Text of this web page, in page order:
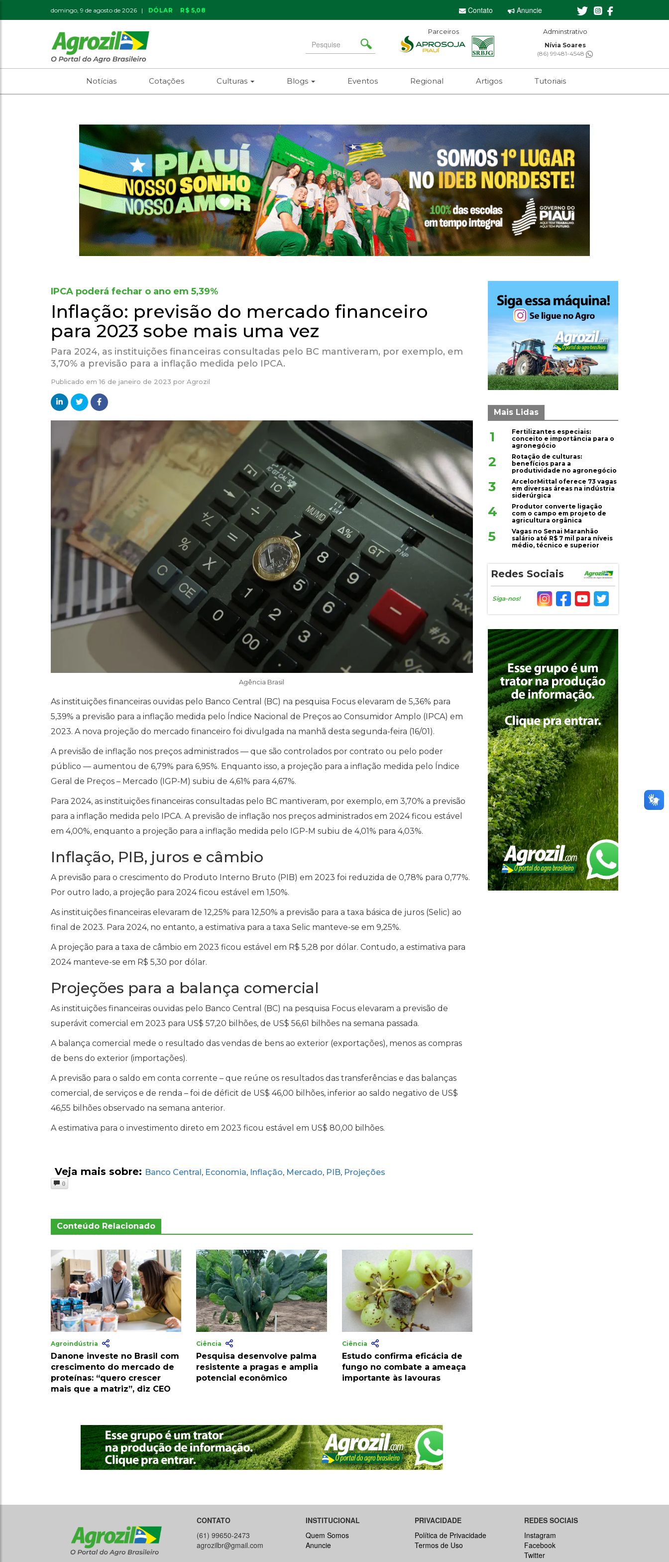
domingo, 9 de agosto de 2026 | DÓLAR R$ 5,08 Contato Anuncie
Search
for
Parceiros Editor-chefe
Sebastian Eugênio
(61) 99650-2473
Notícias Cotações Culturas Blogs Eventos Regional Artigos Tutoriais
IPCA poderá fechar o ano em 5,39%
Inflação: previsão do mercado financeiro
para 2023 sobe mais uma vez
Para 2024, as instituições financeiras consultadas pelo BC mantiveram, por exemplo, em
3,70% a previsão para a inflação medida pelo IPCA.
Publicado em16 de janeiro de 2023 por Agrozil
Agência Brasil
As instituições financeiras ouvidas pelo Banco Central (BC) na pesquisa Focus elevaram de 5,36% para
5,39% a previsão para a inflação medida pelo Índice Nacional de Preços ao Consumidor Amplo (IPCA) em
2023. A nova projeção do mercado financeiro foi divulgada na manhã desta segunda-feira (16/01).
A previsão de inflação nos preços administrados — que são controlados por contrato ou pelo poder
público — aumentou de 6,79% para 6,95%. Enquanto isso, a projeção para a inflação medida pelo Índice
Geral de Preços – Mercado (IGP-M) subiu de 4,61% para 4,67%.
Para 2024, as instituições financeiras consultadas pelo BC mantiveram, por exemplo, em 3,70% a previsão
para a inflação medida pelo IPCA. A previsão de inflação nos preços administrados em 2024 ficou estável
em 4,00%, enquanto a projeção para a inflação medida pelo IGP-M subiu de 4,01% para 4,03%.
Inflação, PIB, juros e câmbio
A previsão para o crescimento do Produto Interno Bruto (PIB) em 2023 foi reduzida de 0,78% para 0,77%.
Por outro lado, a projeção para 2024 ficou estável em 1,50%.
As instituições financeiras elevaram de 12,25% para 12,50% a previsão para a taxa básica de juros (Selic) ao
final de 2023. Para 2024, no entanto, a estimativa para a taxa Selic manteve-se em 9,25%.
A projeção para a taxa de câmbio em 2023 ficou estável em R$ 5,28 por dólar. Contudo, a estimativa para
2024 manteve-se em R$ 5,30 por dólar.
Projeções para a balança comercial
As instituições financeiras ouvidas pelo Banco Central (BC) na pesquisa Focus elevaram a previsão de
superávit comercial em 2023 para US$ 57,20 bilhões, de US$ 56,61 bilhões na semana passada.
A balança comercial mede o resultado das vendas de bens ao exterior (exportações), menos as compras
de bens do exterior (importações).
A previsão para o saldo em conta corrente – que reúne os resultados das transferências e das balanças
comercial, de serviços e de renda – foi de déficit de US$ 46,00 bilhões, inferior ao saldo negativo de US$
46,55 bilhões observado na semana anterior.
A estimativa para o investimento direto em 2023 ficou estável em US$ 80,00 bilhões.
Veja mais sobre: Banco Central, Economia, Inflação, Mercado, PIB, Projeções
0
Conteúdo Relacionado
Agroindústria
Danone investe no Brasil com
crescimento do mercado de
proteínas: “quero crescer
mais que a matriz”, diz CEO
Ciência
Pesquisa desenvolve palma
resistente a pragas e amplia
potencial econômico
Ciência
Estudo confirma eficácia de
fungo no combate a ameaça
importante às lavouras
Mais Lidas
1
Fertilizantes especiais:
conceito e importância para o
agronegócio
2
Rotação de culturas:
benefícios para a
produtividade no agronegócio
3
ArcelorMittal oferece 73 vagas
em diversas áreas na indústria
siderúrgica
4
Produtor converte ligação
com o campo em projeto de
agricultura orgânica
5
Vagas no Senai Maranhão
salário até R$ 7 mil para níveis
médio, técnico e superior
Redes Sociais
Siga-nos!
CONTATO
(61) 99650-2473
agrozilbr@gmail.com
INSTITUCIONAL
Quem Somos
Anuncie
PRIVACIDADE
Política de Privacidade
Termos de Uso
REDES SOCIAIS
Instagram
Facebook
Twitter